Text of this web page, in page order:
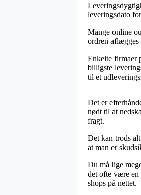
leveringsdato
Mange online
ordren aflægges
Enkelte firmaer
billigste
til et
Det er
nødt til at
fragt.
Det kan trods
at man er
Du må lige
det ofte være
shops på nettet.